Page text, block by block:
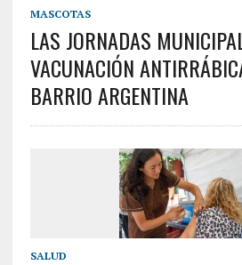
MASCOTAS
LAS JORNADAS
VACUNACIÓN
BARRIO ARGENTINA
SALUD